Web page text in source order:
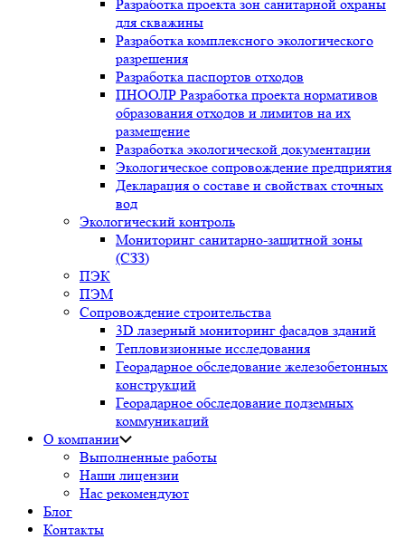
Разработка проекта зон санитарной охраны
для скважины
Разработка комплексного экологического
разрешения
Разработка паспортов отходов
ПНООЛР Разработка проекта нормативов
образования отходов и лимитов на их
размещение
Разработка экологической документации
Экологическое сопровождение предприятия
Декларация о составе и свойствах сточных
вод
Экологический контроль
Мониторинг санитарно-защитной зоны
(СЗЗ)
ПЭК
ПЭМ
Сопровождение строительства
3D лазерный мониторинг фасадов зданий
Тепловизионные исследования
Георадарное обследование железобетонных
конструкций
Георадарное обследование подземных
коммуникаций
О компании
Выполненные работы
Наши лицензии
Нас рекомендуют
Блог
Контакты